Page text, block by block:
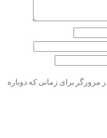
مرورگر برای زمانی که دوباره